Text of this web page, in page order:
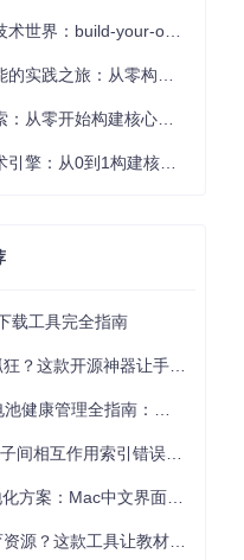
build-your-own-x项目的实践探索指南
之旅：从零构建你的技术世界
开始构建核心系统的实践指南
从0到1构建核心系统的实践指南
载工具完全指南